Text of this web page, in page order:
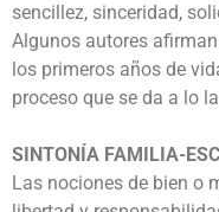
sencillez, sinceridad,
Algunos autores
los primeros años de
proceso que se da a lo
SINTONÍA FAMILIA-
Las nociones de bien o